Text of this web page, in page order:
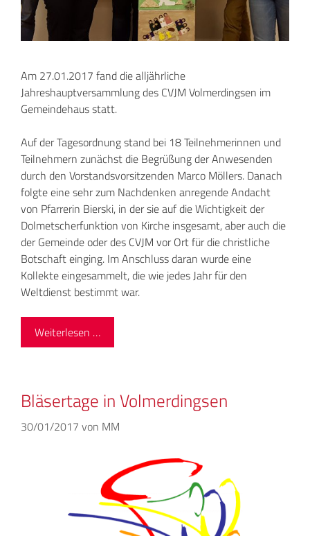
Am 27.01.2017 fand die alljährliche
Jahreshauptversammlung des CVJM Volmerdingsen im
Gemeindehaus statt.
Auf der Tagesordnung stand bei 18 Teilnehmerinnen und
Teilnehmern zunächst die Begrüßung der Anwesenden
durch den Vorstandsvorsitzenden Marco Möllers. Danach
folgte eine sehr zum Nachdenken anregende Andacht
von Pfarrerin Bierski, in der sie auf die Wichtigkeit der
Dolmetscherfunktion von Kirche insgesamt, aber auch die
der Gemeinde oder des CVJM vor Ort für die christliche
Botschaft einging. Im Anschluss daran wurde eine
Kollekte eingesammelt, die wie jedes Jahr für den
Weltdienst bestimmt war.
Weiterlesen …
Bläsertage in Volmerdingsen
30/01/2017 von MM